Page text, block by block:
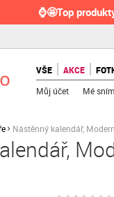
⌚🤩Top
VŠE AKCE
Můj účet
Mé
Nástěnný kalendář,